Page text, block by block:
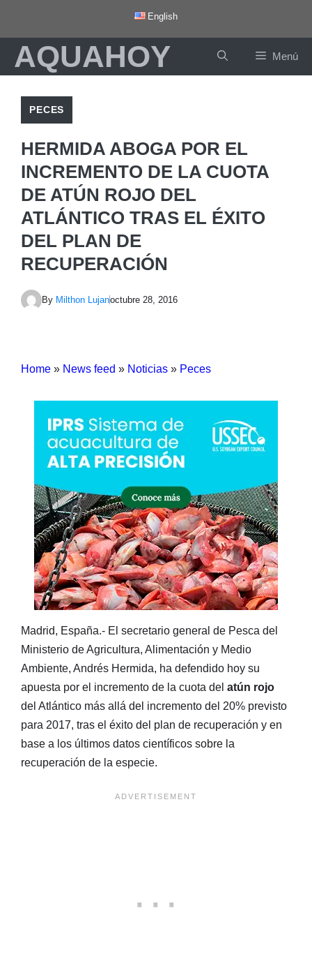
contenido
English
AQUAHOY Menú
PECES
HERMIDA ABOGA POR EL
INCREMENTO DE LA CUOTA
DE ATÚN ROJO DEL
ATLÁNTICO TRAS EL ÉXITO
DEL PLAN DE
RECUPERACIÓN
By Milthon Lujanoctubre 28, 2016
Home » News feed » Noticias » Peces
Madrid, España.- El secretario general de Pesca del
Ministerio de Agricultura, Alimentación y Medio
Ambiente, Andrés Hermida, ha defendido hoy su
apuesta por el incremento de la cuota del atún rojo
del Atlántico más allá del incremento del 20% previsto
para 2017, tras el éxito del plan de recuperación y en
base a los últimos datos científicos sobre la
recuperación de la especie.